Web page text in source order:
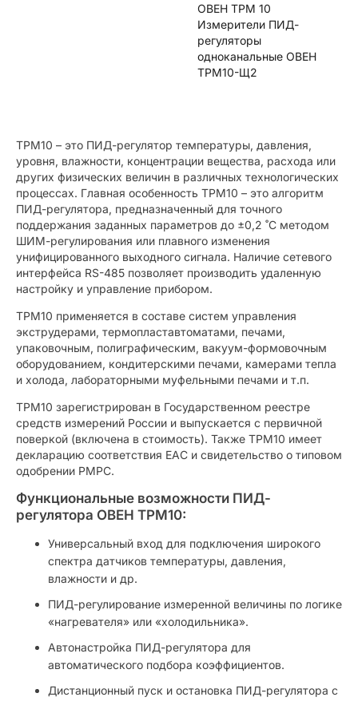
ОВЕН ТРМ 10
Измерители ПИД-
регуляторы
одноканальные ОВЕН
ТРМ10-Щ2
ТРМ10 – это ПИД-регулятор температуры, давления,
уровня, влажности, концентрации вещества, расхода или
других физических величин в различных технологических
процессах. Главная особенность ТРМ10 – это алгоритм
ПИД-регулятора, предназначенный для точного
поддержания заданных параметров до ±0,2 ˚С методом
ШИМ-регулирования или плавного изменения
унифицированного выходного сигнала. Наличие сетевого
интерфейса RS-485 позволяет производить удаленную
настройку и управление прибором.
ТРМ10 применяется в составе систем управления
экструдерами, термопластавтоматами, печами,
упаковочным, полиграфическим, вакуум-формовочным
оборудованием, кондитерскими печами, камерами тепла
и холода, лабораторными муфельными печами и т.п.
ТРМ10 зарегистрирован в Государственном реестре
средств измерений России и выпускается с первичной
поверкой (включена в стоимость). Также ТРМ10 имеет
декларацию соответствия ЕАС и свидетельство о типовом
одобрении РМРС.
Функциональные возможности ПИД-
регулятора ОВЕН ТРМ10:
Универсальный вход для подключения широкого
спектра датчиков температуры, давления,
влажности и др.
ПИД-регулирование измеренной величины по логике
«нагревателя» или «холодильника».
Автонастройка ПИД-регулятора для
автоматического подбора коэффициентов.
Дистанционный пуск и остановка ПИД-регулятора с